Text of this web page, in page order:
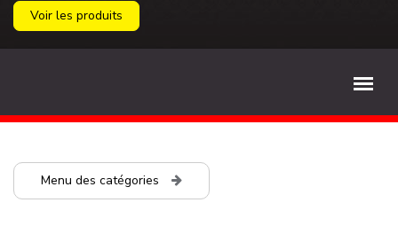
Voir les produits
Menu des catégories